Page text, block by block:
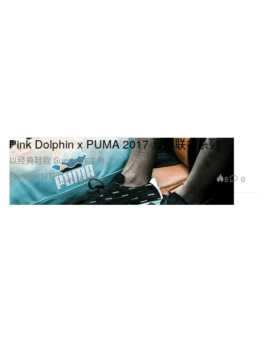
Footwear 球鞋
Pink Dolphin x PUMA 2017 夏季联名系列
以经典鞋款 Suede 作主角。
Jun 18, 2017 8 0